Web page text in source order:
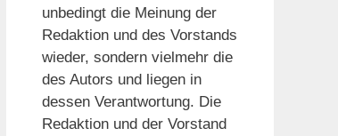
unbedingt die Meinung der
Redaktion und des Vorstands
wieder, sondern vielmehr die
des Autors und liegen in
dessen Verantwortung. Die
Redaktion und der Vorstand